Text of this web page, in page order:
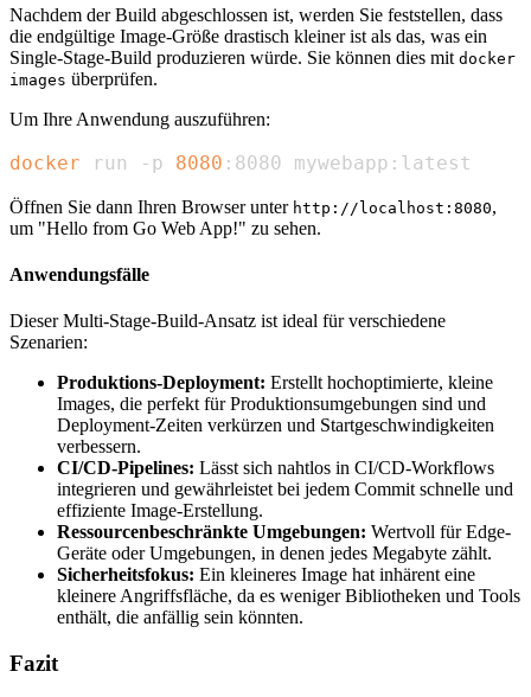
Nachdem der Build abgeschlossen ist, werden Sie feststellen, dass
die endgültige Image-Größe drastisch kleiner ist als das, was ein
Single-Stage-Build produzieren würde. Sie können dies mit docker
images überprüfen.
Um Ihre Anwendung auszuführen:
docker run -p 8080 :8080 mywebapp:latest
Öffnen Sie dann Ihren Browser unter http://localhost:8080,
um "Hello from Go Web App!" zu sehen.
Anwendungsfälle
Dieser Multi-Stage-Build-Ansatz ist ideal für verschiedene
Szenarien:
Produktions-Deployment: Erstellt hochoptimierte, kleine
Images, die perfekt für Produktionsumgebungen sind und
Deployment-Zeiten verkürzen und Startgeschwindigkeiten
verbessern.
CI/CD-Pipelines: Lässt sich nahtlos in CI/CD-Workflows
integrieren und gewährleistet bei jedem Commit schnelle und
effiziente Image-Erstellung.
Ressourcenbeschränkte Umgebungen: Wertvoll für Edge-
Geräte oder Umgebungen, in denen jedes Megabyte zählt.
Sicherheitsfokus: Ein kleineres Image hat inhärent eine
kleinere Angriffsfläche, da es weniger Bibliotheken und Tools
enthält, die anfällig sein könnten.
Fazit